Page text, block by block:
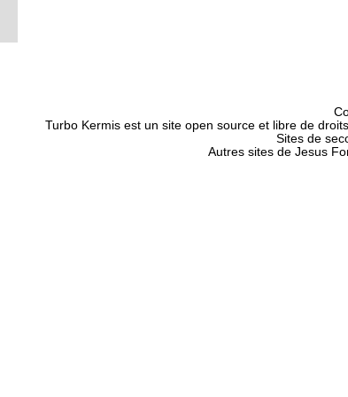
Turbo Kermis est un site open source et libre de
Sites de
Autres sites de Jesus